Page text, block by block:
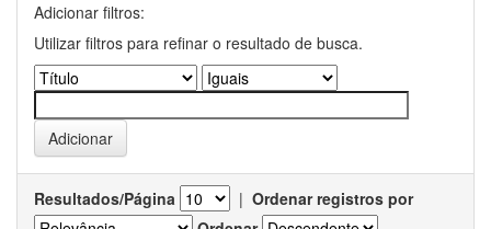
Adicionar filtros:
Utilizar filtros para refinar o resultado de busca.
Resultados/Página | Ordenar registros por